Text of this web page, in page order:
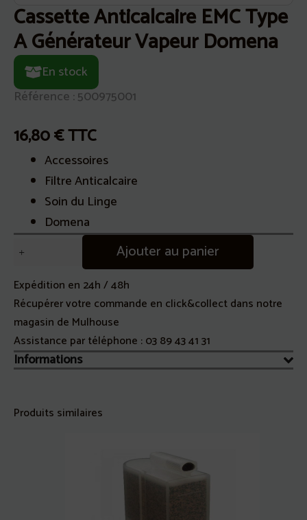
Cassette Anticalcaire EMC Type
A Générateur Vapeur Domena
En stock
Référence : 500975001
16,80€TTC
Accessoires
Filtre Anticalcaire
Soin du Linge
Domena
quantité
Cassette
Anticalcaire
Type
A
Générateur
Ajouter au panier
Expédition en 24h / 48h
Récupérer votre commande en click&collect dans notre
magasin de Mulhouse
Assistance par téléphone :03 89 43 41 31
Informations
Produits similaires